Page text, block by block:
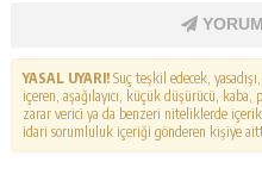
YASAL UYARI!Suç teşkil edecek,
içeren, aşağılayıcı, küçük düşürücü,
zarar verici ya da benzeri niteliklerde
idari sorumluluk içeriği gönderen kişiye